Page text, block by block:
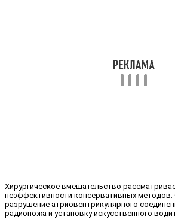
Хирургическое вмешательство
неэффективности консервативных
разрушение атриовентрикулярного
радионожа и установку искусственного